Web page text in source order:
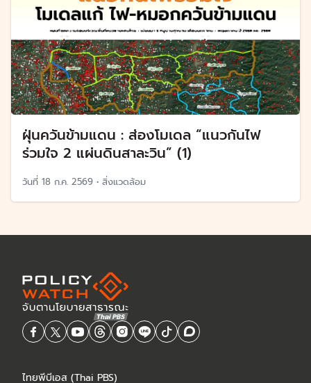
ฝุ่นควันข้ามแดน : ส่องโมเดล “แนวกันไฟ
ร่วมใจ 2 แผ่นดินสาละวิน” (1)
วันที่ 18 ก.ค. 2569 • สิ่งแวดล้อม
ไทยพีบีเอส (Thai PBS)